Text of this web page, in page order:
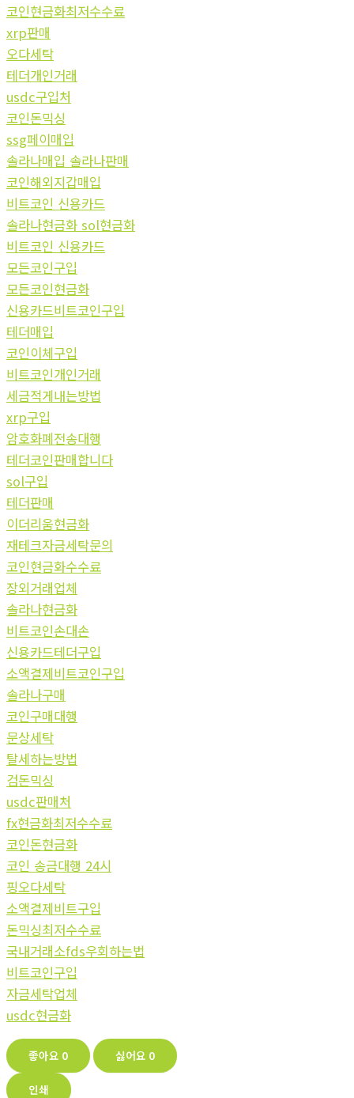
코인현금화최저수수료
xrp판매
오다세탁
테더개인거래
usdc구입처
코인돈믹싱
ssg페이매입
솔라나매입 솔라나판매
코인해외지갑매입
비트코인 신용카드
솔라나현금화 sol현금화
비트코인 신용카드
모든코인구입
모든코인현금화
신용카드비트코인구입
테더매입
코인이체구입
비트코인개인거래
세금적게내는방법
xrp구입
암호화폐전송대행
테더코인판매합니다
sol구입
테더판매
이더리움현금화
재테크자금세탁문의
코인현금화수수료
장외거래업체
솔라나현금화
비트코인손대손
신용카드테더구입
소액결제비트코인구입
솔라나구매
코인구매대행
문상세탁
탈세하는방법
검돈믹싱
usdc판매처
fx현금화최저수수료
코인돈현금화
코인 송금대행 24시
핑오다세탁
소액결제비트구입
돈믹싱최저수수료
국내거래소fds우회하는법
비트코인구입
자금세탁업체
usdc현금화
좋아요 0 싫어요 0
인쇄